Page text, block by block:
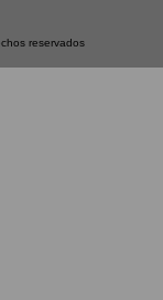
reservados